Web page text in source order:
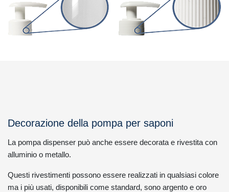
Decorazione della pompa per saponi
La pompa dispenser può anche essere decorata e rivestita con
alluminio o metallo.
Questi rivestimenti possono essere realizzati in qualsiasi colore
ma i più usati, disponibili come standard, sono argento e oro